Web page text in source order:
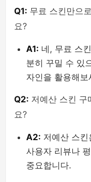
Q1: 무료 스킨만으
요?
A1: 네, 무료 스
분히 꾸밀 수 있
자인을 활용해보
Q2: 저예산 스킨 구
요?
A2: 저예산 스
사용자 리뷰나
중요합니다.